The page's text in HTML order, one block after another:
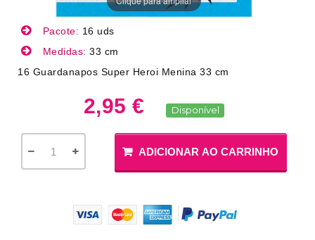
Pacote: 16 uds
Medidas: 33 cm
16 Guardanapos Super Heroi Menina 33 cm
2,95 € Disponível
ADICIONAR AO CARRINHO